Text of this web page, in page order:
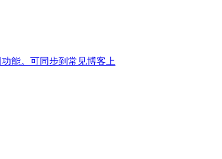
能。可同步到常见博客上